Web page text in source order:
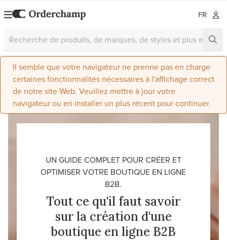
FR
Il semble que votre navigateur ne prenne pas en charge
certaines fonctionnalités nécessaires à l'affichage correct
de notre site Web. Veuillez mettre à jour votre
navigateur ou en installer un plus récent pour continuer.
UN GUIDE COMPLET POUR CRÉER ET
OPTIMISER VOTRE BOUTIQUE EN LIGNE
B2B.
Tout ce qu'il faut savoir
sur la création d'une
boutique en ligne B2B